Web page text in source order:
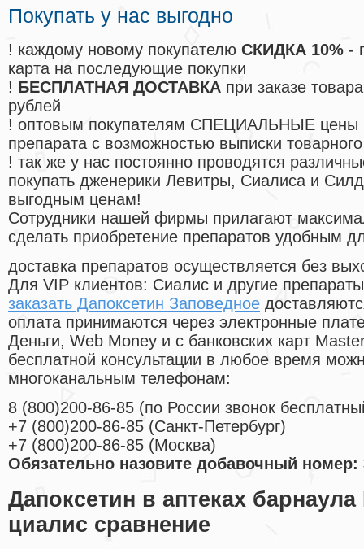
Покупать у нас выгодно
! каждому новому покупателю СКИДКА 10% -
карта на последующие покупки
! БЕСПЛАТНАЯ ДОСТАВКА при заказе
рублей
! оптовым покупателям СПЕЦИАЛЬНЫЕ цены
препарата с возможностью выписки
! так же у нас постоянно проводятся
покупать дженерики Левитры, Сиалиса и
выгодным ценам!
Cотрудники нашей фирмы прилагают
сделать приобретение препаратов удобным
доставка препаратов осуществляется без
Для VIP клиентов: Сиалис и другие
заказать Дапоксетин Заповедное
оплата принимаются через электронные
Деньги, Web Money и с банковских карт
бесплатной консультации в любое время
многоканальным телефонам:
8 (800)200-86-85 (по России звонок
+7 (800)200-86-85 (Санкт-Петербург)
+7 (800)200-86-85 (Москва)
Обязательно назовите добавочный номер:
Дапоксетин в аптеках
циалис сравнение